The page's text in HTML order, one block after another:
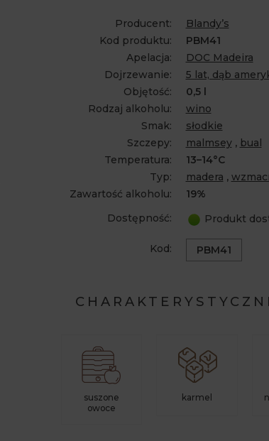
Producent:
Blandy’s
Kod produktu:
PBM41
Apelacja:
DOC Madeira
Dojrzewanie:
5 lat, dąb
Objętość:
0,5 l
Rodzaj alkoholu:
wino
Smak:
słodkie
Szczepy:
malmsey, bual
Temperatura:
13–14°C
Typ:
madera ,
Zawartość alkoholu:
19%
Dostępność:
Produkt
Kod: PBM41
suszone
owoce
karmel